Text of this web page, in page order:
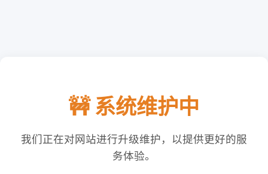
🚧 系统维护中
我们正在对网站进行升级维护，以提供更好的服
务体验。